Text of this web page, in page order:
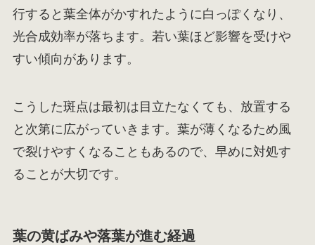
行すると葉全体がかすれたように白っぽくなり、
光合成効率が落ちます。若い葉ほど影響を受けや
すい傾向があります。
こうした斑点は最初は目立たなくても、放置する
と次第に広がっていきます。葉が薄くなるため風
で裂けやすくなることもあるので、早めに対処す
ることが大切です。
葉の黄ばみや落葉が進む経過